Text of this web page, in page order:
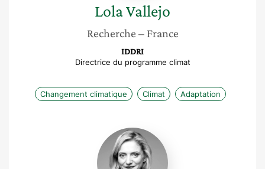
LolaVallejo
Recherche – France
IDDRI
Directrice du programme climat
Changement climatique Climat Adaptation
Marie
Pouget